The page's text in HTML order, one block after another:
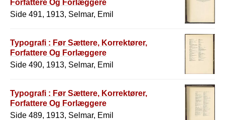
Forfattere Og Forlæggere
Side 491, 1913, Selmar, Emil
Typografi : Før Sættere, Korrektører,
Forfattere Og Forlæggere
Side 490, 1913, Selmar, Emil
Typografi : Før Sættere, Korrektører,
Forfattere Og Forlæggere
Side 489, 1913, Selmar, Emil